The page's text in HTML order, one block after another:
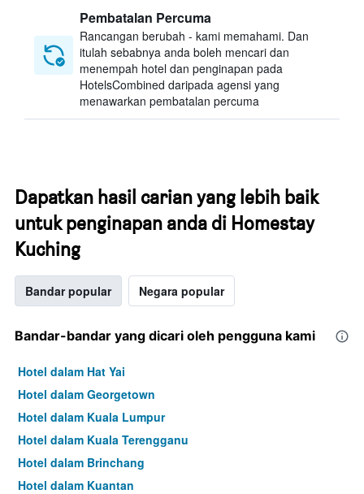
Pembatalan Percuma
Rancangan berubah - kami memahami. Dan
itulah sebabnya anda boleh mencari dan
menempah hotel dan penginapan pada
HotelsCombined daripada agensi yang
menawarkan pembatalan percuma
Dapatkan hasil carian yang lebih baik
untuk penginapan anda di Homestay
Kuching
Bandar popular Negara popular
Bandar-bandar yang dicari oleh pengguna kami
Hotel dalam Hat Yai
Hotel dalam Georgetown
Hotel dalam Kuala Lumpur
Hotel dalam Kuala Terengganu
Hotel dalam Brinchang
Hotel dalam Kuantan